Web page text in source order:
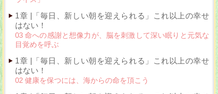
1章 |「毎日、新しい朝を迎えられる」これ以上の幸せ
はない！
03 命への感謝と想像力が、脳を刺激して深い眠りと元気な
目覚めを呼ぶ
1章 |「毎日、新しい朝を迎えられる」これ以上の幸せ
はない！
02 健康を保つには、海からの命を頂こう